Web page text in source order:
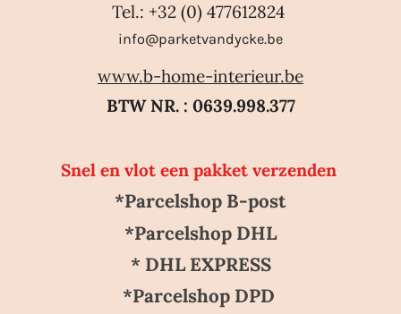
Tel.: +32 (0) 477612824
info@parketvandycke.be
www.b-home-interieur.be
BTW NR. : 0639.998.377
Snel en vlot een pakket verzenden
*Parcelshop B-post
*Parcelshop DHL
* DHL EXPRESS
*Parcelshop DPD